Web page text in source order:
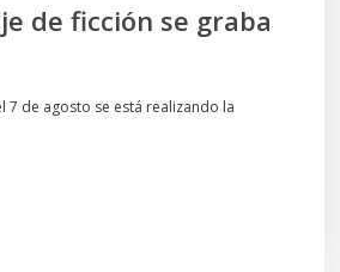
de ficción se graba
7 de agosto se está realizando la